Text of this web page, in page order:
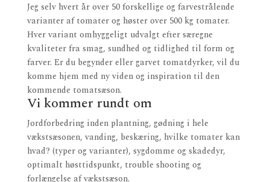
Jeg selv hvert år over 50 forskellige og farvestrålende
varianter af tomater og høster over 500 kg tomater.
Hver variant omhyggeligt udvalgt efter særegne
kvaliteter fra smag, sundhed og tidlighed til form og
farver. Er du begynder eller garvet tomatdyrker, vil du
komme hjem med ny viden og inspiration til den
kommende tomatsæson.
Vi kommer rundt om
Jordforbedring inden plantning, gødning i hele
vækstsæsonen, vanding, beskæring, hvilke tomater kan
hvad? (typer og varianter), sygdomme og skadedyr,
optimalt høsttidspunkt, trouble shooting og
forlængelse af vækstsæson.